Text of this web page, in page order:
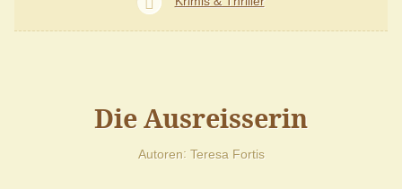
Die Ausreisserin
Autoren Teresa Fortis